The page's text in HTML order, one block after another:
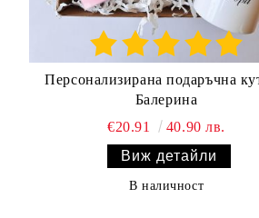
Персонализирана подаръчна
Балерина
€20.91
40.90 лв.
Виж детайли
В наличност